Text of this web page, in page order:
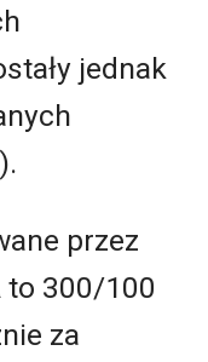
jednak
przez
to 300/100
za